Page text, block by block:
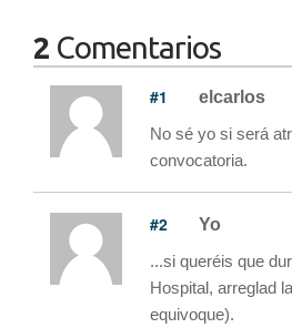
2 Comentarios
#1 elcarlos
No sé yo si será
convocatoria.
#2 Yo
...si queréis que
Hospital, arreglad
equivoque).